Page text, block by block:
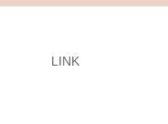
LINK